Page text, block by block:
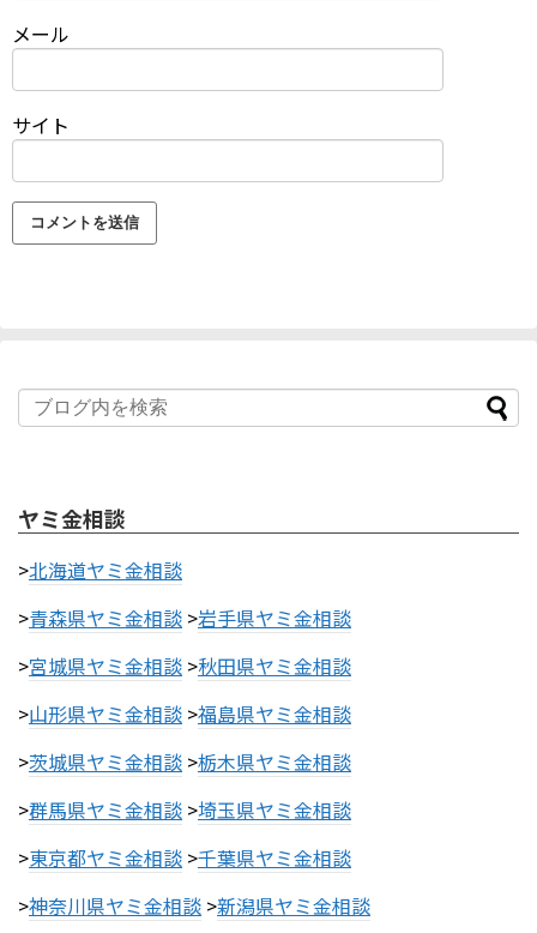
メール
サイト
ヤミ金相談
>北海道ヤミ金相談
>青森県ヤミ金相談 >岩手県ヤミ金相談
>宮城県ヤミ金相談 >秋田県ヤミ金相談
>山形県ヤミ金相談 >福島県ヤミ金相談
>茨城県ヤミ金相談 >栃木県ヤミ金相談
>群馬県ヤミ金相談 >埼玉県ヤミ金相談
>東京都ヤミ金相談 >千葉県ヤミ金相談
>神奈川県ヤミ金相談 >新潟県ヤミ金相談